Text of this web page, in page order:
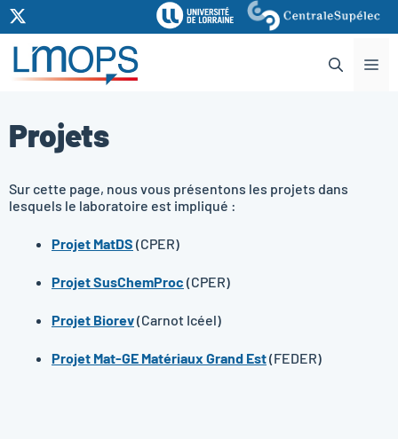
Aller
au
contenu
Projets
Sur cette page, nous vous présentons les projets dans
lesquels le laboratoire est impliqué :
Projet MatDS (CPER)
ProjetSusChemProc (CPER)
Projet Biorev(Carnot Icéel)
Projet Mat-GE Matériaux Grand Est(FEDER)